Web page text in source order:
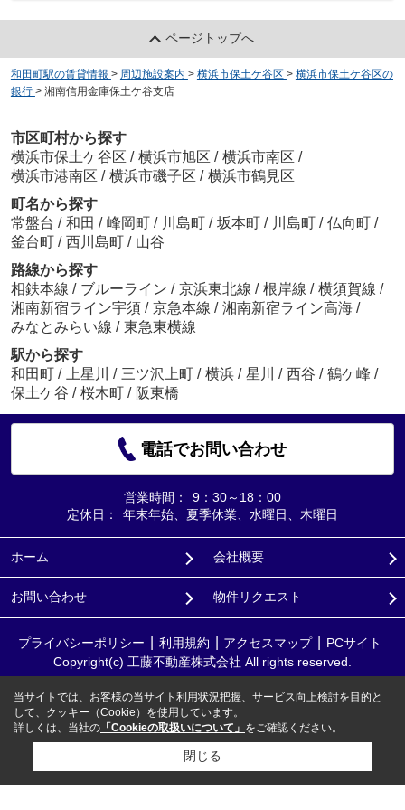
ページトップへ
和田町駅の賃貸情報 > 周辺施設案内 > 横浜市保土ケ谷区 > 横浜市保土ケ谷区の
銀行 > 湘南信用金庫保土ケ谷支店
市区町村から探す
横浜市保土ケ谷区 / 横浜市旭区 / 横浜市南区 /
横浜市港南区 / 横浜市磯子区 / 横浜市鶴見区
町名から探す
常盤台 / 和田 / 峰岡町 / 川島町 / 坂本町 / 川島町 / 仏向町 /
釜台町 / 西川島町 / 山谷
路線から探す
相鉄本線 / ブルーライン / 京浜東北線 / 根岸線 / 横須賀線 /
湘南新宿ライン宇須 / 京急本線 / 湘南新宿ライン高海 /
みなとみらい線 / 東急東横線
駅から探す
和田町 / 上星川 / 三ツ沢上町 / 横浜 / 星川 / 西谷 / 鶴ケ峰 /
保土ケ谷 / 桜木町 / 阪東橋
電話でお問い合わせ
営業時間：
9：30～18：00
定休日：
年末年始、夏季休業、水曜日、木曜日
ホーム 会社概要
お問い合わせ 物件リクエスト
プライバシーポリシー 利用規約 アクセスマップ
PCサイト
Copyright(c) 工藤不動産株式会社 All rights reserved.
当サイトでは、お客様の当サイト利用状況把握、サービス向上検討を目的と
して、クッキー（Cookie）を使用しています。
詳しくは、当社の 「Cookieの取扱いについて」 をご確認ください。
閉じる